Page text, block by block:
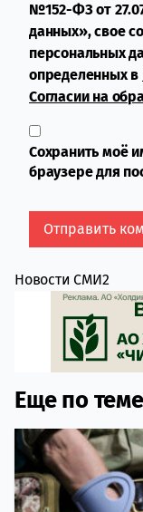
№152-ФЗ от
данных», свое
персональных
определенных в
Согласии на
Сохранить моё
браузере для
Новости СМИ2
Еще по